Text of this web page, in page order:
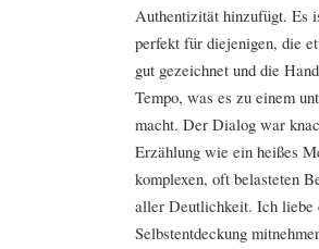
Authentizität hinzufügt. Es
perfekt für diejenigen, die
gut gezeichnet und die
Tempo, was es zu einem
macht. Der Dialog war
Erzählung wie ein heißes
komplexen, oft belasteten
aller Deutlichkeit. Ich liebe
Selbstentdeckung